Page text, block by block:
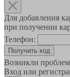
Для добавления
при получении
Телефон:
Возникли
Вход или